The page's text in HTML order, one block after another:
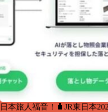
日本旅人福音！🧳JR東日本